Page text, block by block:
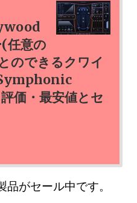
任意の
のできるクワイ
価・最安値とセ
がセール中です。